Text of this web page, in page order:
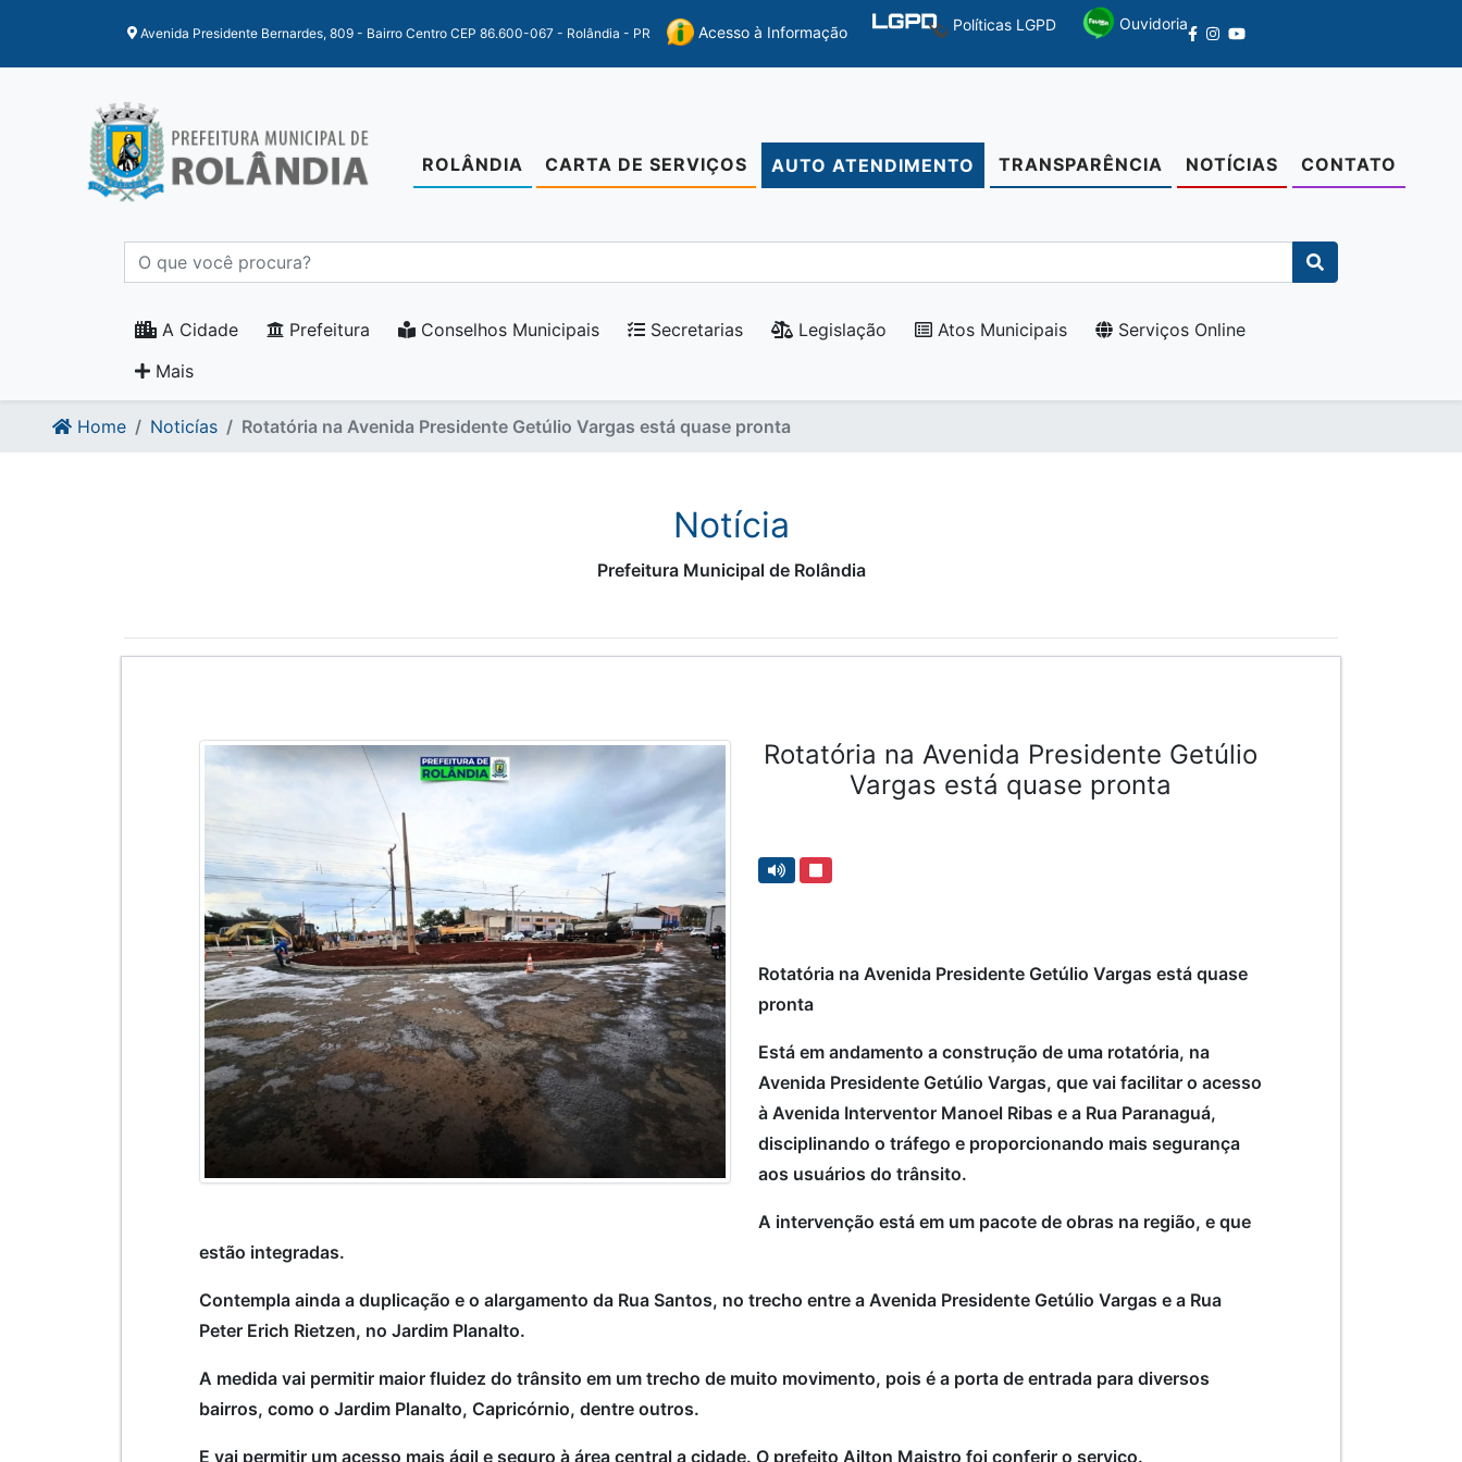
Avenida Presidente Bernardes, 809 - Bairro Centro CEP 86.600-067 - Rolândia - PR Acesso à Informação Políticas LGPD Ouvidoria
ROLÂNDIA CARTA DE SERVIÇOS AUTO ATENDIMENTO TRANSPARÊNCIA NOTÍCIAS CONTATO
A Cidade Prefeitura Conselhos Municipais Secretarias Legislação Atos Municipais
Serviços Online
Mais
Home Noticías Rotatória na Avenida Presidente Getúlio Vargas está quase pronta
Notícia
Prefeitura Municipal de Rolândia
Rotatória na Avenida Presidente Getúlio
Vargas está quase pronta
Rotatória na Avenida Presidente Getúlio Vargas está quase
pronta
Está em andamento a construção de uma rotatória, na
Avenida Presidente Getúlio Vargas, que vai facilitar o acesso
à Avenida Interventor Manoel Ribas e a Rua Paranaguá,
disciplinando o tráfego e proporcionando mais segurança
aos usuários do trânsito.
A intervenção está em um pacote de obras na região, e que
estão integradas.
Contempla ainda a duplicação e o alargamento da Rua Santos, no trecho entre a Avenida Presidente Getúlio Vargas e a Rua
Peter Erich Rietzen, no Jardim Planalto.
A medida vai permitir maior fluidez do trânsito em um trecho de muito movimento, pois é a porta de entrada para diversos
bairros, como o Jardim Planalto, Capricórnio, dentre outros.
E vai permitir um acesso mais ágil e seguro à área central a cidade. O prefeito Ailton Maistro foi conferir o serviço.